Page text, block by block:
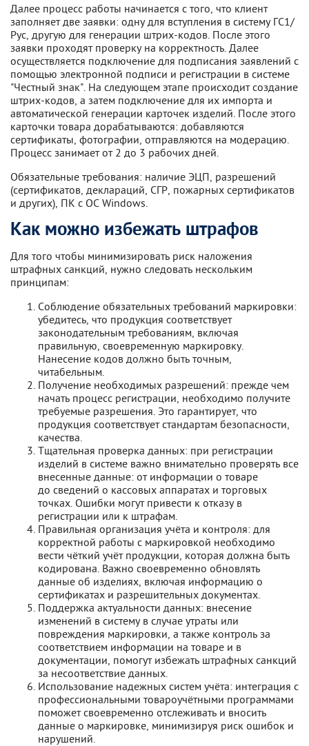
Далее процесс работы начинается с того, что клиент
заполняет две заявки: одну для вступления в систему ГС1/
Рус, другую для генерации штрих-кодов. После этого
заявки проходят проверку на корректность. Далее
осуществляется подключение для подписания заявлений с
помощью электронной подписи и регистрации в системе
"Честный знак". На следующем этапе происходит создание
штрих-кодов, а затем подключение для их импорта и
автоматической генерации карточек изделий. После этого
карточки товара дорабатываются: добавляются
сертификаты, фотографии, отправляются на модерацию.
Процесс занимает от 2 до 3 рабочих дней.
Обязательные требования: наличие ЭЦП, разрешений
(сертификатов, деклараций, СГР, пожарных сертификатов
и других), ПК с ОС Windows.
Как можно избежать штрафов
Для того чтобы минимизировать риск наложения
штрафных санкций, нужно следовать нескольким
принципам:
Соблюдение обязательных требований маркировки:
убедитесь, что продукция соответствует
законодательным требованиям, включая
правильную, своевременную маркировку.
Нанесение кодов должно быть точным,
читабельным.
Получение необходимых разрешений: прежде чем
начать процесс регистрации, необходимо получите
требуемые разрешения. Это гарантирует, что
продукция соответствует стандартам безопасности,
качества.
Тщательная проверка данных: при регистрации
изделий в системе важно внимательно проверять все
внесенные данные: от информации о товаре
до сведений о кассовых аппаратах и торговых
точках. Ошибки могут привести к отказу в
регистрации или к штрафам.
Правильная организация учёта и контроля: для
корректной работы с маркировкой необходимо
вести чёткий учёт продукции, которая должна быть
кодирована. Важно своевременно обновлять
данные об изделиях, включая информацию о
сертификатах и разрешительных документах.
Поддержка актуальности данных: внесение
изменений в систему в случае утраты или
повреждения маркировки, а также контроль за
соответствием информации на товаре и в
документации, помогут избежать штрафных санкций
за несоответствие данных.
Использование надежных систем учёта: интеграция с
профессиональными товароучётными программами
поможет своевременно отслеживать и вносить
данные о маркировке, минимизируя риск ошибок и
нарушений.